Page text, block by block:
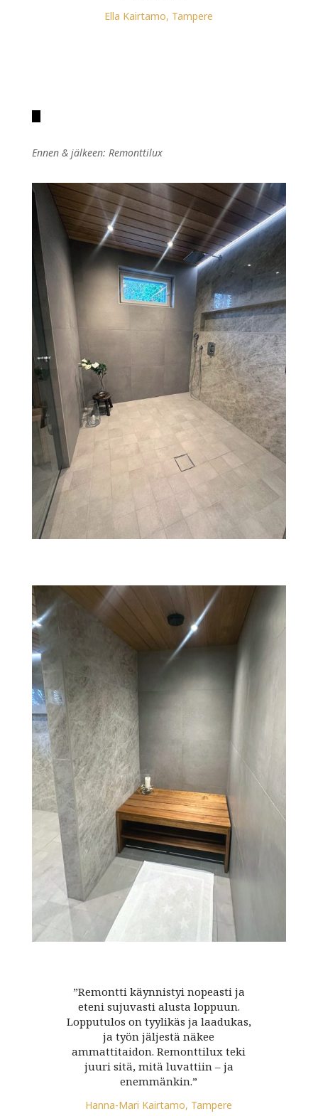
Ella Kairtamo, Tampere
Ennen & jälkeen: Remonttilux
”Remontti käynnistyi nopeasti ja
eteni sujuvasti alusta loppuun.
Lopputulos on tyylikäs ja laadukas,
ja työn jäljestä näkee
ammattitaidon. Remonttilux teki
juuri sitä, mitä luvattiin – ja
enemmänkin.”
Hanna-Mari Kairtamo, Tampere